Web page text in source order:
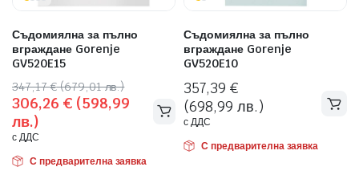
Съдомиялна за пълно
вграждане Gorenje
GV520E15
347,17€(679,01 лв.)
Original
price
was:
347,17 €
(679,01
306,26 €(598,99
лв.)
Текущата
цена
е:
306,26 €
(598,99
с ДДС
С предварителна заявка
Съдомиялна за пълно
вграждане Gorenje
GV520E10
357,39 €
(698,99 лв.)
с ДДС
С предварителна заявка